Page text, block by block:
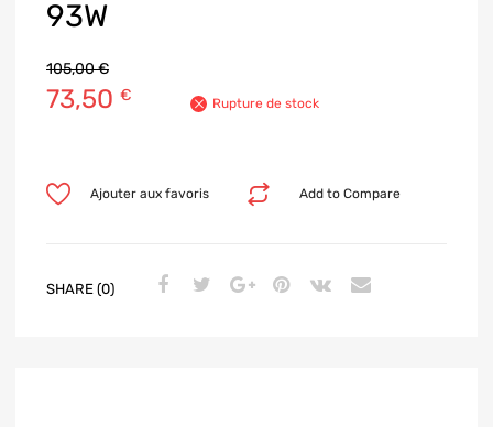
93W
105,00€
73,50 € Rupture de stock
Add to Compare
Ajouter aux favoris
SHARE (0)